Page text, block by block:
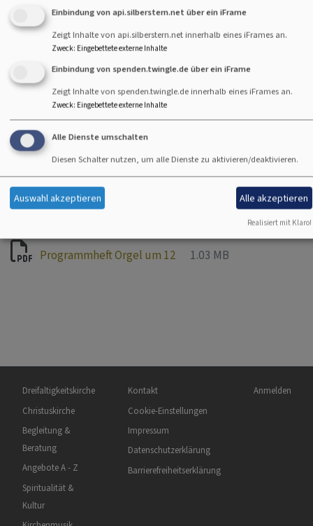
Sa, 22. Mai
Traugott Mayr
Sa, 29. Mai
Sa, 5. Juni
Traugott Mayr
Sa, 12. Juni
(Orgelmusik entfällt)
Sa, 19. Juni
Sa, 26. Juni
Klaus Ortler (Nördlingen)
(19 Uhr Orgelkonzert Ben van Oosten)
Sa, 10. Juli
Traugott Mayr
Sa. 17. Juli
Sa. 24. Juli
Traugott Mayr
Sa. 31. Juli
Josef Miltschitzky
Sa. 7. August
Albin Wirbel
Programmheft Orgel um 12 1.03 MB
Hauptnavigation
Dreifaltigkeitskirche
Christuskirche
Begleitung &
Beratung
Angebote A - Z
Spiritualität &
Kultur
Fußbereichsmenü
Kontakt
Cookie-Einstellungen
Impressum
Datenschutzerklärung
Barrierefreiheitserklärung
Anmelden
Einbindung von api.silberstern.net über ein iFrame
Zeigt Inhalte von api.silberstern.net innerhalb eines iFrames an.
Zweck: Eingebettete externe Inhalte
Einbindung von spenden.twingle.de über ein iFrame
Zeigt Inhalte von spenden.twingle.de innerhalb eines iFrames an.
Zweck: Eingebettete externe Inhalte
Alle Dienste umschalten
Diesen Schalter nutzen, um alle Dienste zu aktivieren/deaktivieren.
Auswahl akzeptieren Alle akzeptieren
Realisiert mit Klaro!